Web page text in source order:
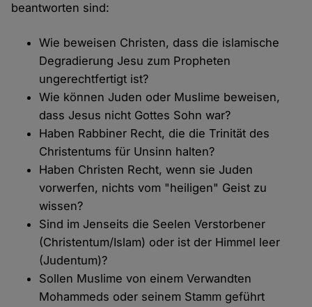
beantworten sind:
Wie beweisen Christen, dass die islamische
Degradierung Jesu zum Propheten
ungerechtfertigt ist?
Wie können Juden oder Muslime beweisen,
dass Jesus nicht Gottes Sohn war?
Haben Rabbiner Recht, die die Trinität des
Christentums für Unsinn halten?
Haben Christen Recht, wenn sie Juden
vorwerfen, nichts vom "heiligen" Geist zu
wissen?
Sind im Jenseits die Seelen Verstorbener
(Christentum/Islam) oder ist der Himmel leer
(Judentum)?
Sollen Muslime von einem Verwandten
Mohammeds oder seinem Stamm geführt